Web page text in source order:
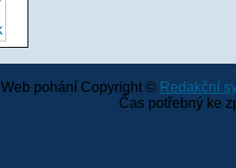
Web pohání Copyright © Redakční
Čas potřebný ke